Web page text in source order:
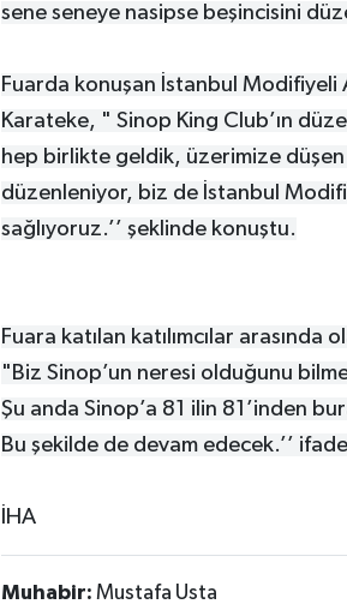
sene seneye nasipse beşincisini
Fuarda konuşan İstanbul Modifiyeli
Karateke, " Sinop King Club’ın
hep birlikte geldik, üzerimize
düzenleniyor, biz de İstanbul
sağlıyoruz.’’ şeklinde konuştu.
Fuara katılan katılımcılar arasında
"Biz Sinop’un neresi olduğunu
Şu anda Sinop’a 81 ilin 81’inden
Bu şekilde de devam edecek.’’
İHA
Muhabir: Mustafa Usta